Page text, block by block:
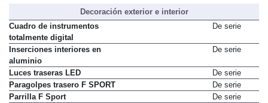
Decoración exterior e interior
Cuadro de instrumentos
totalmente digital
De serie
Inserciones interiores en
aluminio
De serie
Luces traseras LED
De serie
Paragolpes trasero F SPORT
De serie
Parrilla F Sport
De serie